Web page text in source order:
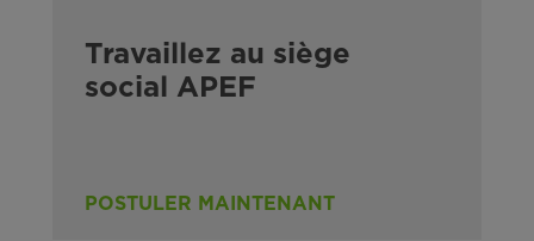
Travaillez au siège
social APEF
POSTULER MAINTENANT